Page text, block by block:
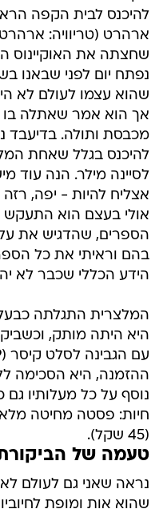
להיכנס לבית הקפה
ארהרט (טריוויה:
שחצתה את האוקיינוס
נפתח יום לפני שבאנו
שהוא עצמו לעולם לא
אך הוא אמר שאתלה
מכבסת ותולה.
להיכנס בגלל שאחת
לסיינה מילר. הנה עוד
אצליח להיות - יפה, רזה
אולי בעצם הוא
הספרים, שהדגיש את
בהם וראיתי את כל
הידע הכללי שכבר לא
המלצרית התגלתה
היא היתה מותק,
ההזמנה, היא הסכימה
נוסף על כל מעלותיו גם
חיות: פסטה מחיטה
(45 שקל).
טעמה של
נראה שאני גם לעולם
שהוא אות ומופת